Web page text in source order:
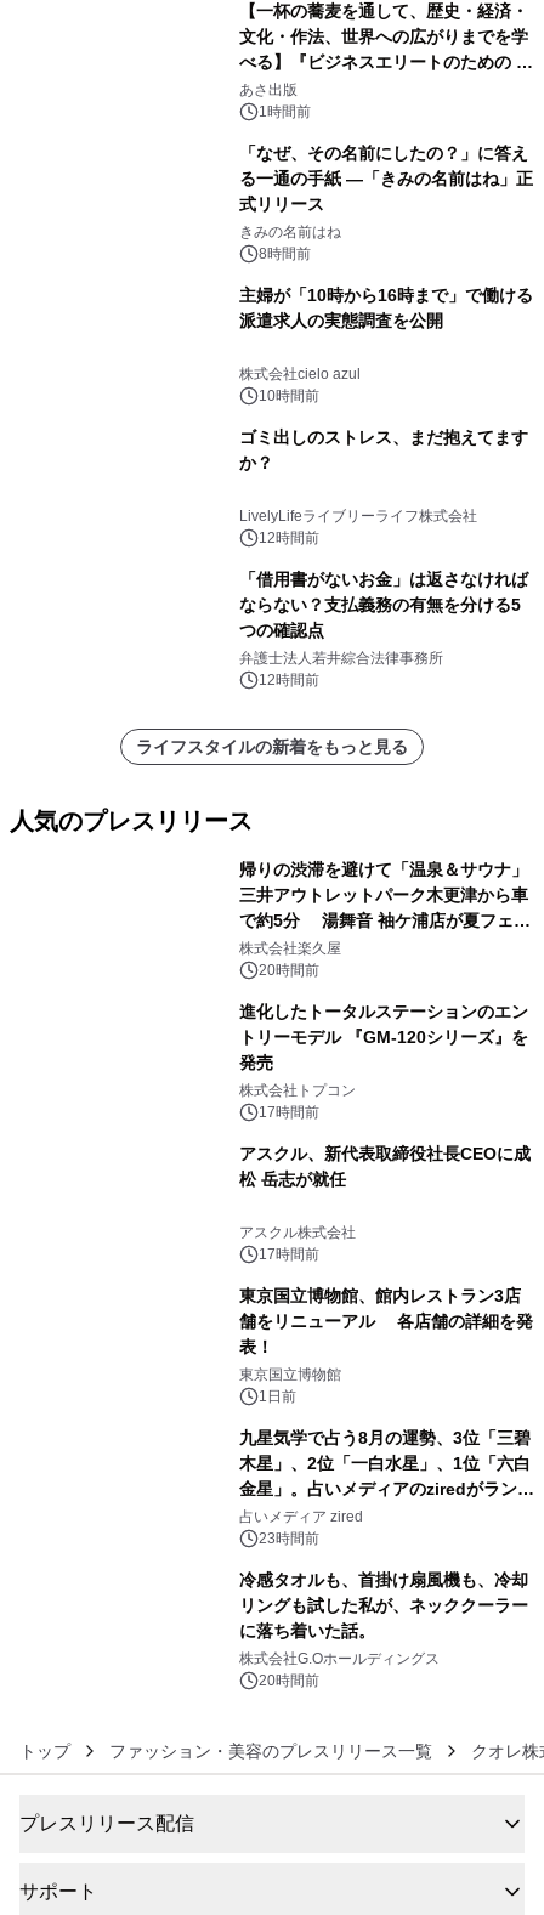
【一杯の蕎麦を通して、歴史・経済・
文化・作法、世界への広がりまでを学
べる】『ビジネスエリートのための 教
養としての蕎麦』2026年8月25日
（火）発売
あさ出版
1時間前
「なぜ、その名前にしたの？」に答え
る一通の手紙 ―「きみの名前はね」正
式リリース
きみの名前はね
8時間前
主婦が「10時から16時まで」で働ける
派遣求人の実態調査を公開
株式会社cielo azul
10時間前
ゴミ出しのストレス、まだ抱えてます
か？
LivelyLifeライブリーライフ株式会社
12時間前
「借用書がないお金」は返さなければ
ならない？支払義務の有無を分ける5
つの確認点
弁護士法人若井綜合法律事務所
12時間前
ライフスタイルの新着をもっと見る
人気のプレスリリース
帰りの渋滞を避けて「温泉＆サウナ」
三井アウトレットパーク木更津から車
で約5分 湯舞音 袖ケ浦店が夏フェア
メニューを提供
株式会社楽久屋
20時間前
進化したトータルステーションのエン
トリーモデル 『GM-120シリーズ』を
発売
株式会社トプコン
17時間前
アスクル、新代表取締役社長CEOに成
松 岳志が就任
アスクル株式会社
17時間前
東京国立博物館、館内レストラン3店
舗をリニューアル 各店舗の詳細を発
表！
東京国立博物館
1日前
九星気学で占う8月の運勢、3位「三碧
木星」、2位「一白水星」、1位「六白
金星」。占いメディアのziredがランキ
ングを発表
占いメディア zired
23時間前
冷感タオルも、首掛け扇風機も、冷却
リングも試した私が、ネッククーラー
に落ち着いた話。
株式会社G.Oホールディングス
20時間前
トップ ファッション・美容のプレスリリース一覧 クオレ株
プレスリリース配信
サポート